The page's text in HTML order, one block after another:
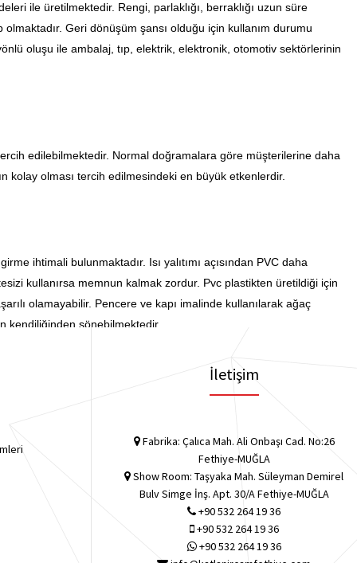
ile üretilmektedir. Rengi, parlaklığı, berraklığı uzun süre
Geri dönüşüm şansı olduğu için kullanım durumu
oluşu ile ambalaj, tıp, elektrik, elektronik, otomotiv sektörlerinin
edilebilmektedir. Normal doğramalara göre müşterilerine daha
kolay olması tercih edilmesindeki en büyük etkenlerdir.
ihtimali bulunmaktadır. Isı yalıtımı açısından PVC daha
kullanırsa memnun kalmak zordur. Pvc plastikten üretildiği için
olamayabilir. Pencere ve kapı imalinde kullanılarak ağaç
kendiliğinden sönebilmektedir.
İletişim
Fabrika: Çalıca Mah. Ali Onbaşı Cad. No:26
Fethiye-MUĞLA
Show Room: Taşyaka Mah. Süleyman Demirel
Bulv Simge İnş. Apt. 30/A Fethiye-MUĞLA
+90 532 264 19 36
+90 532 264 19 36
+90 532 264 19 36